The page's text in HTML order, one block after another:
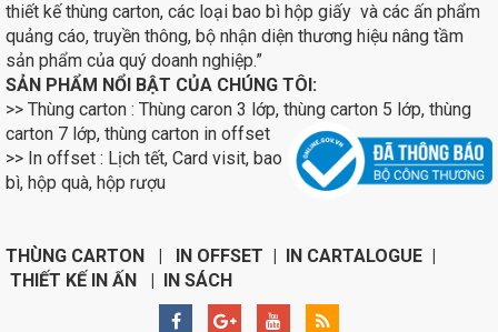
thiết kế thùng carton, các loại bao bì hộp giấy và các ấn phẩm
quảng cáo, truyền thông, bộ nhận diện thương hiệu nâng tầm
sản phẩm của quý doanh nghiệp.”
SẢN PHẨM NỔI BẬT CỦA CHÚNG TÔI:
>> Thùng carton : Thùng caron 3 lớp, thùng carton 5 lớp, thùng
carton 7 lớp, thùng carton in offset
>> In offset : Lịch tết, Card visit, bao
bì, hộp quà, hộp rượu
THÙNG CARTON | IN OFFSET | IN CARTALOGUE |
THIẾT KẾ IN ẤN | IN SÁCH